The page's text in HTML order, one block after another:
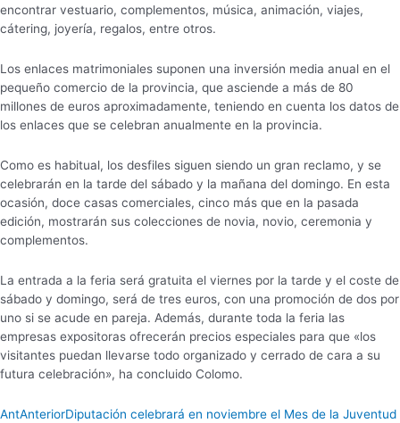
encontrar vestuario, complementos, música, animación, viajes,
cátering, joyería, regalos, entre otros.
Los enlaces matrimoniales suponen una inversión media anual en el
pequeño comercio de la provincia, que asciende a más de 80
millones de euros aproximadamente, teniendo en cuenta los datos de
los enlaces que se celebran anualmente en la provincia.
Como es habitual, los desfiles siguen siendo un gran reclamo, y se
celebrarán en la tarde del sábado y la mañana del domingo. En esta
ocasión, doce casas comerciales, cinco más que en la pasada
edición, mostrarán sus colecciones de novia, novio, ceremonia y
complementos.
La entrada a la feria será gratuita el viernes por la tarde y el coste de
sábado y domingo, será de tres euros, con una promoción de dos por
uno si se acude en pareja. Además, durante toda la feria las
empresas expositoras ofrecerán precios especiales para que «los
visitantes puedan llevarse todo organizado y cerrado de cara a su
futura celebración», ha concluido Colomo.
AntAnteriorDiputación celebrará en noviembre el Mes de la Juventud